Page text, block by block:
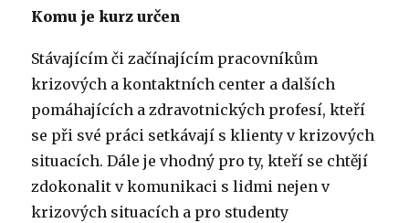
Komu je kurz určen
Stávajícím či začínajícím pracovníkům
krizových a kontaktních center a dalších
pomáhajících a zdravotnických profesí, kteří
se při své práci setkávají s klienty v krizových
situacích. Dále je vhodný pro ty, kteří se chtějí
zdokonalit v komunikaci s lidmi nejen v
krizových situacích a pro studenty